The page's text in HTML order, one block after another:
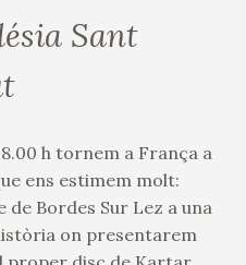
Sant
h tornem a França a
ens estimem molt:
de Bordes Sur Lez a una
on presentarem